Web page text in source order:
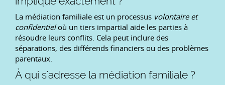
La médiation familiale est un processus volontaire et
confidentieloù un tiers impartial aide les parties à
résoudre leurs conflits. Cela peut inclure des
séparations, des différends financiers ou des problèmes
parentaux.
À qui s'adresse la médiation familiale ?